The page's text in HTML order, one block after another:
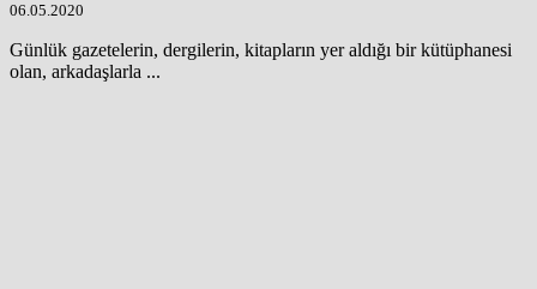
06.05.2020
Günlük gazetelerin, dergilerin, kitapların yer aldığı bir kütüphanesi
olan, arkadaşlarla ...